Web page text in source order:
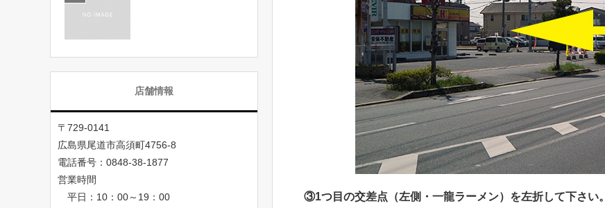
③1つ目の交差点（左側・一龍ラーメン）を左折して下さい。
店舗情報
〒729-0141
広島県尾道市高須町4756-8
電話番号：0848-38-1877
営業時間
平日：10：00～19：00